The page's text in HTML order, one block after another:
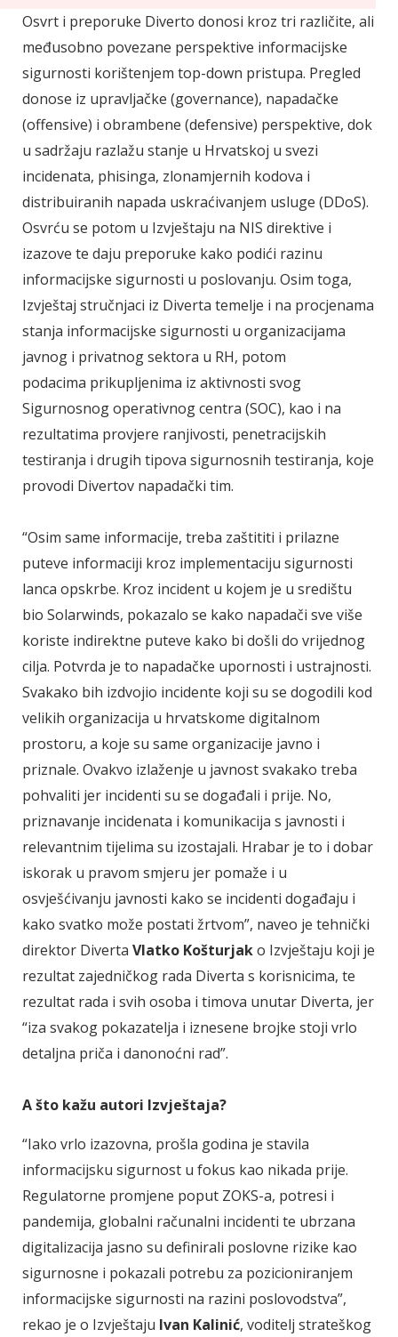
Osvrt i preporuke Diverto donosi kroz tri različite, ali
međusobno povezane perspektive informacijske
sigurnosti korištenjem top-down pristupa. Pregled
donose iz upravljačke (governance), napadačke
(offensive) i obrambene (defensive) perspektive, dok
u sadržaju razlažu stanje u Hrvatskoj u svezi
incidenata, phisinga, zlonamjernih kodova i
distribuiranih napada uskraćivanjem usluge (DDoS).
Osvrću se potom u Izvještaju na NIS direktive i
izazove te daju preporuke kako podići razinu
informacijske sigurnosti u poslovanju. Osim toga,
Izvještaj stručnjaci iz Diverta temelje i na procjenama
stanja informacijske sigurnosti u organizacijama
javnog i privatnog sektora u RH, potom
podacima prikupljenima iz aktivnosti svog
Sigurnosnog operativnog centra (SOC), kao i na
rezultatima provjere ranjivosti, penetracijskih
testiranja i drugih tipova sigurnosnih testiranja, koje
provodi Divertov napadački tim.
“Osim same informacije, treba zaštititi i prilazne
puteve informaciji kroz implementaciju sigurnosti
lanca opskrbe. Kroz incident u kojem je u središtu
bio Solarwinds, pokazalo se kako napadači sve više
koriste indirektne puteve kako bi došli do vrijednog
cilja. Potvrda je to napadačke upornosti i ustrajnosti.
Svakako bih izdvojio incidente koji su se dogodili kod
velikih organizacija u hrvatskome digitalnom
prostoru, a koje su same organizacije javno i
priznale. Ovakvo izlaženje u javnost svakako treba
pohvaliti jer incidenti su se događali i prije. No,
priznavanje incidenata i komunikacija s javnosti i
relevantnim tijelima su izostajali. Hrabar je to i dobar
iskorak u pravom smjeru jer pomaže i u
osvješćivanju javnosti kako se incidenti događaju i
kako svatko može postati žrtvom”, naveo je tehnički
direktor Diverta Vlatko Košturjako Izvještaju koji je
rezultat zajedničkog rada Diverta s korisnicima, te
rezultat rada i svih osoba i timova unutar Diverta, jer
“iza svakog pokazatelja i iznesene brojke stoji vrlo
detaljna priča i danonoćni rad”.
A što kažu autori Izvještaja?
“Iako vrlo izazovna, prošla godina je stavila
informacijsku sigurnost u fokus kao nikada prije.
Regulatorne promjene poput ZOKS-a, potresi i
pandemija, globalni računalni incidenti te ubrzana
digitalizacija jasno su definirali poslovne rizike kao
sigurnosne i pokazali potrebu za pozicioniranjem
informacijske sigurnosti na razini poslovodstva”,
rekao je o Izvještaju Ivan Kalinić, voditelj strateškog